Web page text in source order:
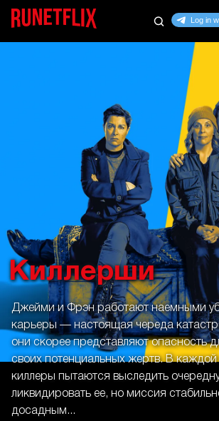
Киллерши
Джейми и Фрэн работают наемными
карьеры — настоящая череда
они скорее представляют опасность
своих потенциальных жертв. В каждой
киллеры пытаются выследить
ликвидировать ее, но миссия
досадным...